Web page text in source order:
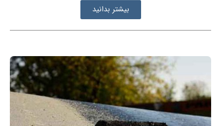
بیشتر بدانید